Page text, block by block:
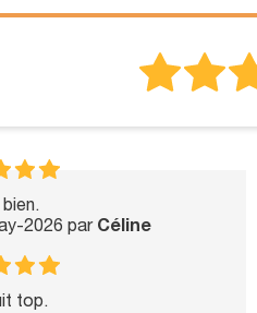
2026 par Céline
top.